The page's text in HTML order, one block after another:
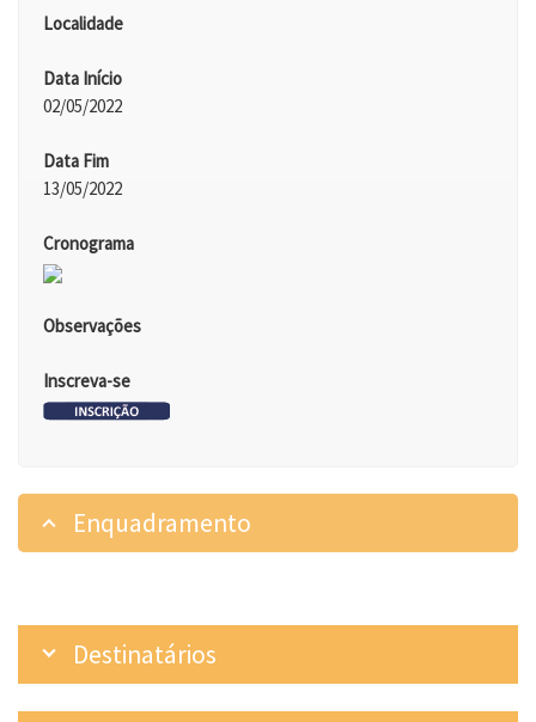
Localidade
Data Início
02/05/2022
Data Fim
13/05/2022
Cronograma
Observações
Inscreva-se
Enquadramento
Destinatários